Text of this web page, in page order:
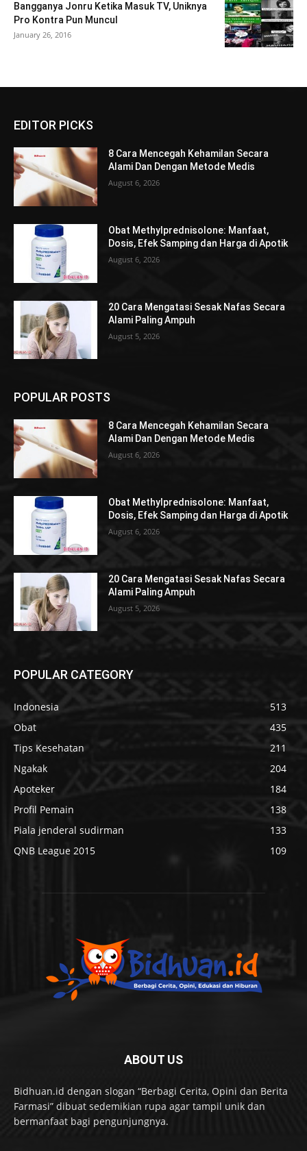
Bangganya Jonru Ketika Masuk TV, Uniknya
Pro Kontra Pun Muncul
January 26, 2016
EDITOR PICKS
8 Cara Mencegah Kehamilan Secara
Alami Dan Dengan Metode Medis
August 6, 2026
Obat Methylprednisolone: Manfaat,
Dosis, Efek Samping dan Harga di Apotik
August 6, 2026
20 Cara Mengatasi Sesak Nafas Secara
Alami Paling Ampuh
August 5, 2026
POPULAR POSTS
8 Cara Mencegah Kehamilan Secara
Alami Dan Dengan Metode Medis
August 6, 2026
Obat Methylprednisolone: Manfaat,
Dosis, Efek Samping dan Harga di Apotik
August 6, 2026
20 Cara Mengatasi Sesak Nafas Secara
Alami Paling Ampuh
August 5, 2026
POPULAR CATEGORY
Indonesia
513
Obat
435
Tips Kesehatan
211
Ngakak
204
Apoteker
184
Profil Pemain
138
Piala jenderal sudirman
133
QNB League 2015
109
ABOUT US
Bidhuan.id dengan slogan “Berbagi Cerita, Opini dan Berita
Farmasi” dibuat sedemikian rupa agar tampil unik dan
bermanfaat bagi pengunjungnya.